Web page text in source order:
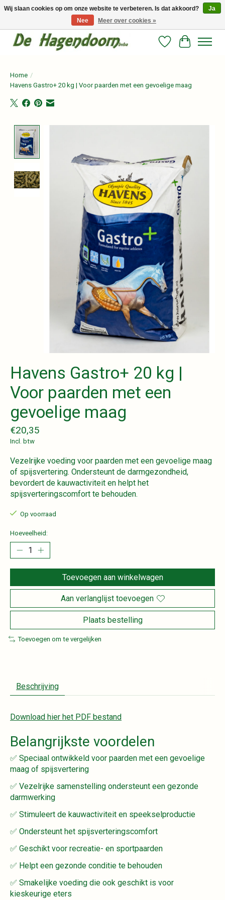
Persoonlijk advies en betrouwbare voeding voor jouw paard!
Verlanglijst
Home /
Havens Gastro+ 20 kg | Voor paarden met een gevoelige maag
Havens Gastro+ 20 kg |
Voor paarden met een
gevoelige maag
€20,35
Incl. btw
Vezelrijke voeding voor paarden met een gevoelige maag
of spijsvertering. Ondersteunt de darmgezondheid,
bevordert de kauwactiviteit en helpt het
spijsverteringscomfort te behouden.
Op voorraad
Hoeveelheid:
Toevoegen aan winkelwagen
Aan verlanglijst toevoegen
Plaats bestelling
Toevoegen om te vergelijken
Beschrijving
Download hier het PDF bestand
Belangrijkste voordelen
✅ Speciaal ontwikkeld voor paarden met een gevoelige
maag of spijsvertering
✅ Vezelrijke samenstelling ondersteunt een gezonde
darmwerking
✅ Stimuleert de kauwactiviteit en speekselproductie
✅ Ondersteunt het spijsverteringscomfort
✅ Geschikt voor recreatie- en sportpaarden
✅ Helpt een gezonde conditie te behouden
✅ Smakelijke voeding die ook geschikt is voor
kieskeurige eters
Wij slaan cookies op om onze website te verbeteren. Is dat akkoord?
Ja
Nee
Meer over cookies »